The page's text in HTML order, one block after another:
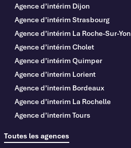
Agence d’intérim Dijon
Agence d’intérim Strasbourg
Agence d’intérim La Roche-Sur-Yon
Agence d’intérim Cholet
Agence d’intérim Quimper
Agence d’interim Lorient
Agence d’interim Bordeaux
Agence d’interim La Rochelle
Agence d’interim Tours
Toutes les agences